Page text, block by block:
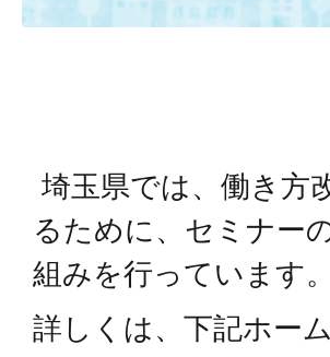
埼玉県では、働き方
るために、セミナー
組みを行っています。
詳しくは、下記ホー